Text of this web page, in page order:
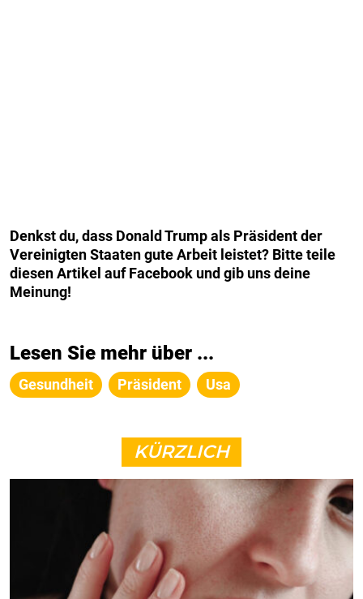
Denkst du, dass Donald Trump als Präsident der
Vereinigten Staaten gute Arbeit leistet? Bitte teile
diesen Artikel auf Facebook und gib uns deine
Meinung!
Lesen Sie mehr über ...
Gesundheit Präsident Usa
KÜRZLICH